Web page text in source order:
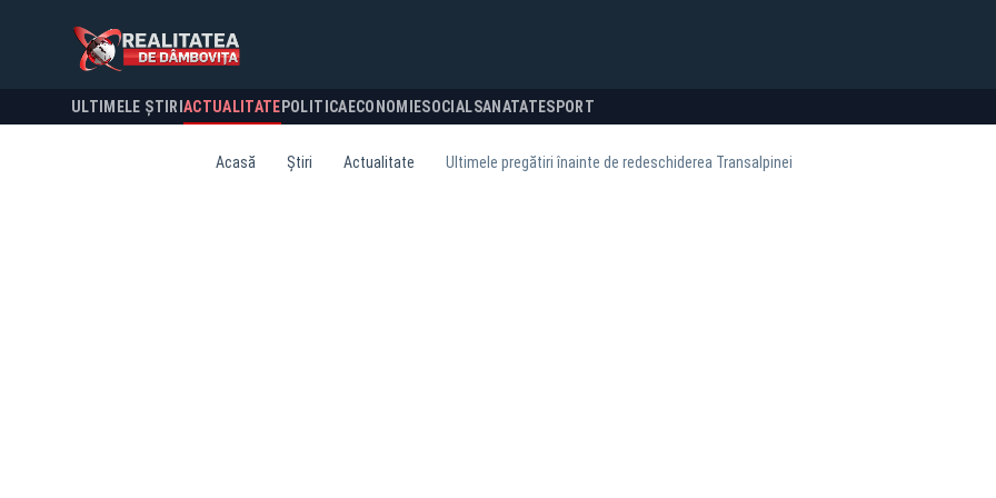
ULTIMELE ȘTIRI ACTUALITATE POLITICA ECONOMIESOCIALSANATATESPORT
Acasă Știri Actualitate Ultimele pregătiri înainte de redeschiderea Transalpinei